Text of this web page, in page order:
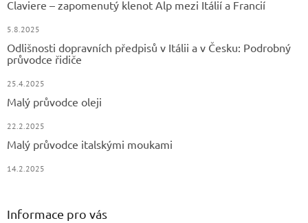
Claviere – zapomenutý klenot Alp mezi Itálií a Francií
5.8.2025
Odlišnosti dopravních předpisů v Itálii a v Česku: Podrobný
průvodce řidiče
25.4.2025
Malý průvodce oleji
22.2.2025
Malý průvodce italskými moukami
14.2.2025
Informace pro vás